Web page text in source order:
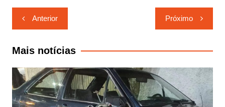
Navegação
de
Post
Anterior Próximo
Mais notícias